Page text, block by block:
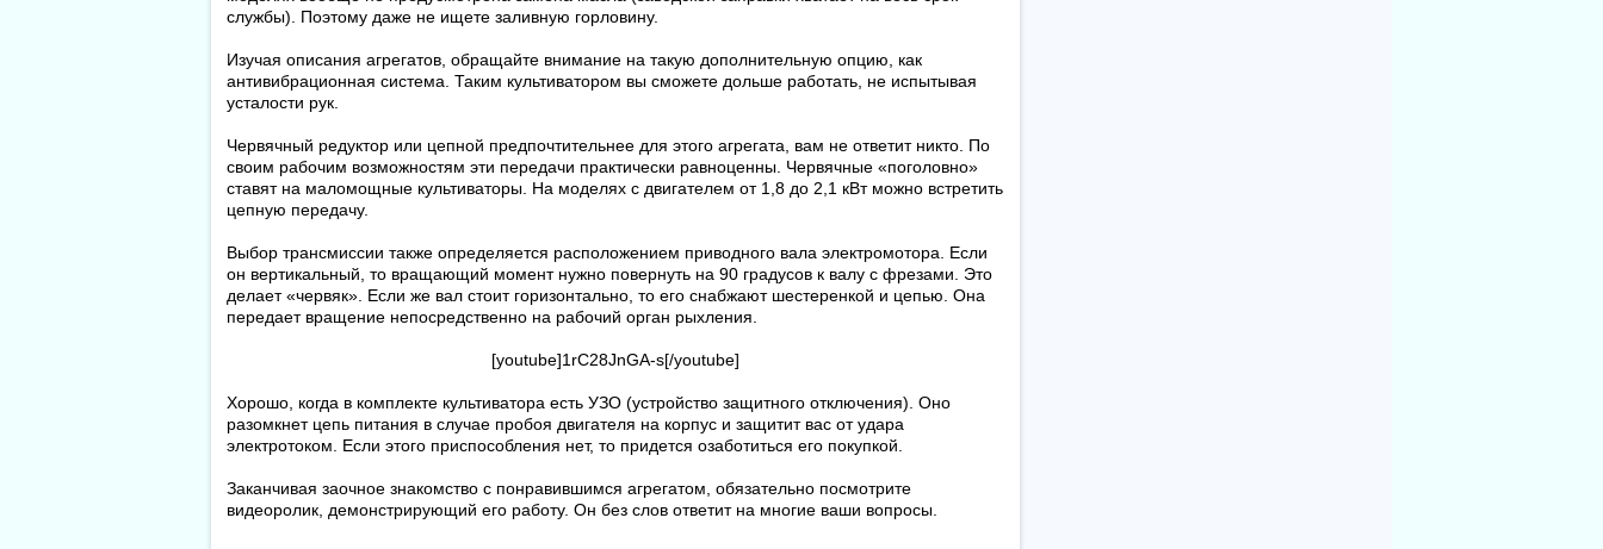
службы). Поэтому даже не ищете заливную горловину.
Изучая описания агрегатов, обращайте внимание на такую дополнительную опцию, как
антивибрационная система. Таким культиватором вы сможете дольше работать, не испытывая
усталости рук.
Червячный редуктор или цепной предпочтительнее для этого агрегата, вам не ответит никто. По
своим рабочим возможностям эти передачи практически равноценны. Червячные «поголовно»
ставят на маломощные культиваторы. На моделях с двигателем от 1,8 до 2,1 кВт можно встретить
цепную передачу.
Выбор трансмиссии также определяется расположением приводного вала электромотора. Если
он вертикальный, то вращающий момент нужно повернуть на 90 градусов к валу с фрезами. Это
делает «червяк». Если же вал стоит горизонтально, то его снабжают шестеренкой и цепью. Она
передает вращение непосредственно на рабочий орган рыхления.
[youtube]1rC28JnGA-s[/youtube]
Хорошо, когда в комплекте культиватора есть УЗО (устройство защитного отключения). Оно
разомкнет цепь питания в случае пробоя двигателя на корпус и защитит вас от удара
электротоком. Если этого приспособления нет, то придется озаботиться его покупкой.
Заканчивая заочное знакомство с понравившимся агрегатом, обязательно посмотрите
видеоролик, демонстрирующий его работу. Он без слов ответит на многие ваши вопросы.